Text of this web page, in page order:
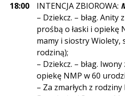
18:00
INTENCJA ZBIOROWA:
– Dziekcz. – błag. Anity
prośbą o łaski i opiekę
mamy i siostry Wiolety,
rodziną);
– Dziekcz. – błag.
opiekę NMP w 60
– Za zmarłych z